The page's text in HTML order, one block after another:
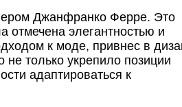
Джанфранко Ферре. Это
отмечена элегантностью и
к моде, привнес в
только укрепило позиции
адаптироваться к